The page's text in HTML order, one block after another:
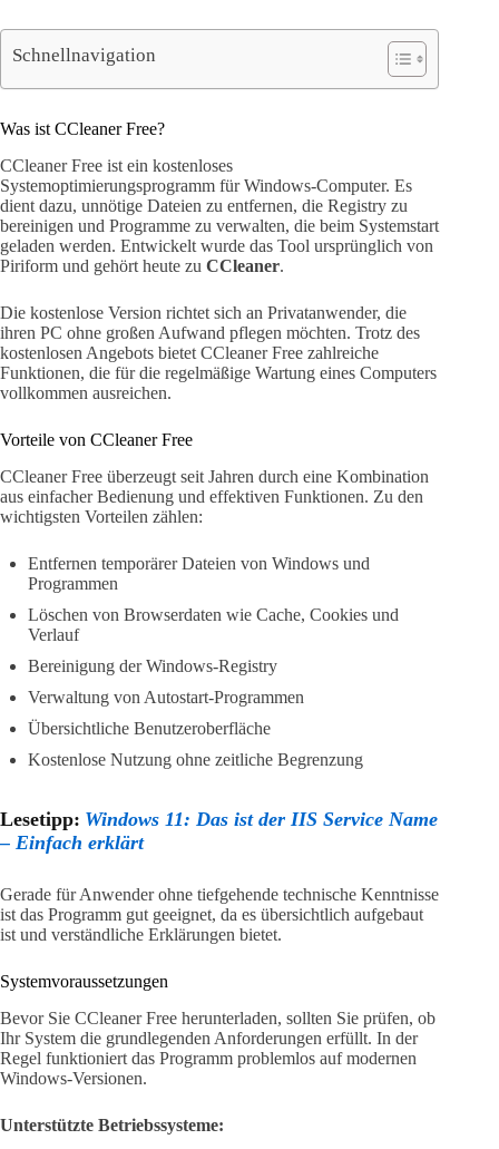
Schnellnavigation
Was ist CCleaner Free?
CCleaner Free ist ein kostenloses
Systemoptimierungsprogramm für Windows-Computer. Es
dient dazu, unnötige Dateien zu entfernen, die Registry zu
bereinigen und Programme zu verwalten, die beim Systemstart
geladen werden. Entwickelt wurde das Tool ursprünglich von
Piriform und gehört heute zu CCleaner.
Die kostenlose Version richtet sich an Privatanwender, die
ihren PC ohne großen Aufwand pflegen möchten. Trotz des
kostenlosen Angebots bietet CCleaner Free zahlreiche
Funktionen, die für die regelmäßige Wartung eines Computers
vollkommen ausreichen.
Vorteile von CCleaner Free
CCleaner Free überzeugt seit Jahren durch eine Kombination
aus einfacher Bedienung und effektiven Funktionen. Zu den
wichtigsten Vorteilen zählen:
Entfernen temporärer Dateien von Windows und
Programmen
Löschen von Browserdaten wie Cache, Cookies und
Verlauf
Bereinigung der Windows-Registry
Verwaltung von Autostart-Programmen
Übersichtliche Benutzeroberfläche
Kostenlose Nutzung ohne zeitliche Begrenzung
Lesetipp: Windows 11: Das ist der IIS Service Name
– Einfach erklärt
Gerade für Anwender ohne tiefgehende technische Kenntnisse
ist das Programm gut geeignet, da es übersichtlich aufgebaut
ist und verständliche Erklärungen bietet.
Systemvoraussetzungen
Bevor Sie CCleaner Free herunterladen, sollten Sie prüfen, ob
Ihr System die grundlegenden Anforderungen erfüllt. In der
Regel funktioniert das Programm problemlos auf modernen
Windows-Versionen.
Unterstützte Betriebssysteme: